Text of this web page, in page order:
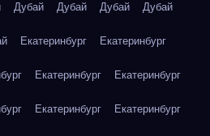
Дубай Дубай Дубай Дубай
Екатеринбург Екатеринбург
Екатеринбург Екатеринбург
Екатеринбург Екатеринбург